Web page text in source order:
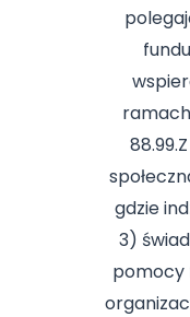
gdzie
3)
pomocy